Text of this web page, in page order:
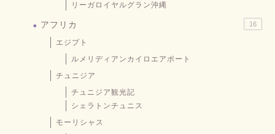
リーガロイヤルグラン沖縄
アフリカ 16
エジプト
ルメリディアンカイロエアポート
チュニジア
チュニジア観光記
シェラトンチュニス
モーリシャス